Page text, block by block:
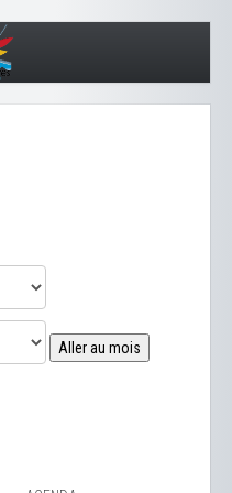
Aller au mois